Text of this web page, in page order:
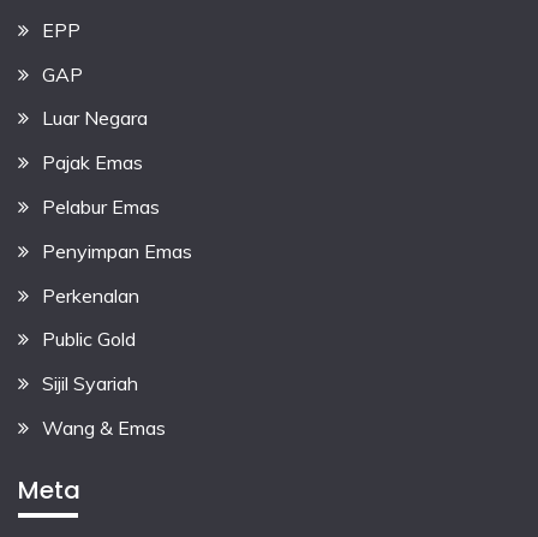
EPP
GAP
Luar Negara
Pajak Emas
Pelabur Emas
Penyimpan Emas
Perkenalan
Public Gold
Sijil Syariah
Wang & Emas
Meta